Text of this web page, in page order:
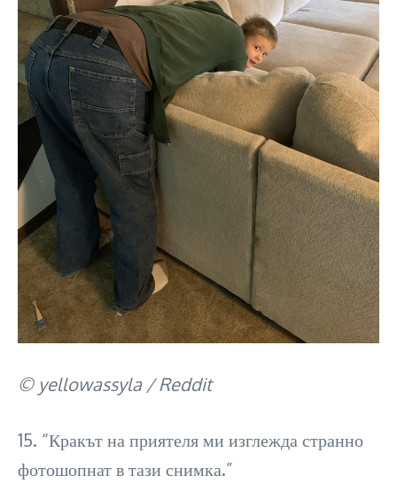
© yellowassyla / Reddit
15. “Кракът на приятеля ми изглежда странно
фотошопнат в тази снимка.”